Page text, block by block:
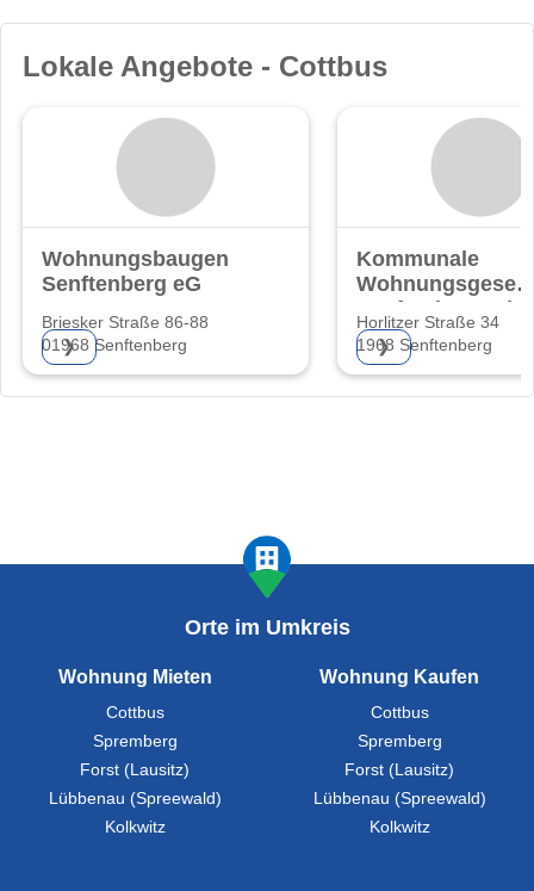
Lokale Angebote - Cottbus
Wohnungsbaugenossenschaft
Senftenberg eG
Briesker Straße 86-88
01968 Senftenberg
❯
Kommunale
Senftenberg mbH
Horlitzer Straße 34
1968 Senftenberg
❯
Orte im Umkreis
Wohnung Mieten
Cottbus
Spremberg
Forst (Lausitz)
Lübbenau (Spreewald)
Kolkwitz
Wohnung Kaufen
Cottbus
Spremberg
Forst (Lausitz)
Lübbenau (Spreewald)
Kolkwitz